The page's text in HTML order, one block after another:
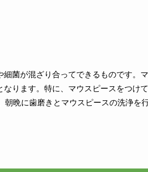
菌が混ざり合ってできるものです。
ります。特に、マウスピースをつけ
晩に歯磨きとマウスピースの洗浄を